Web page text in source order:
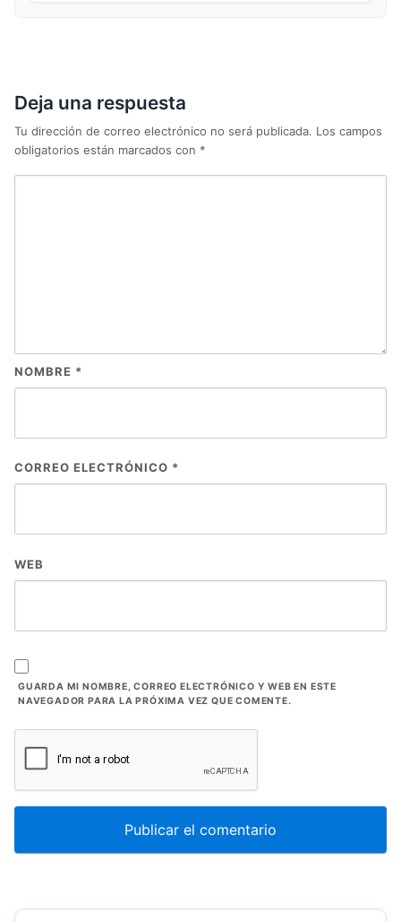
Deja una respuesta
Tu dirección de correo electrónico no será publicada. Los campos
obligatorios están marcados con *
NOMBRE *
CORREO ELECTRÓNICO *
WEB
GUARDA MI NOMBRE, CORREO ELECTRÓNICO Y WEB EN ESTE
NAVEGADOR PARA LA PRÓXIMA VEZ QUE COMENTE.